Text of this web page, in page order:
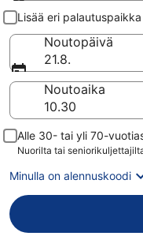
Nouto ja palautus
Lisää eri palautuspaikka
Noutopäivä
21.8.
Noutoaika
Alle 30- tai yli 70-
Nuorilta tai
Minulla on alennuskoodi